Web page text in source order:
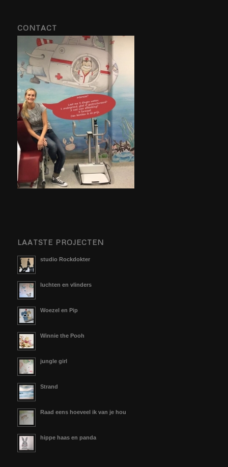
CONTACT
LAATSTE PROJECTEN
studio Rockdokter
luchten en vlinders
Woezel en Pip
Winnie the Pooh
jungle girl
Strand
Raad eens hoeveel ik van je hou
hippe haas en panda